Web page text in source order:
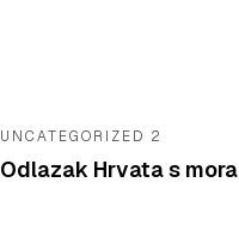
UNCATEGORIZED 2
Odlazak Hrvata s mora